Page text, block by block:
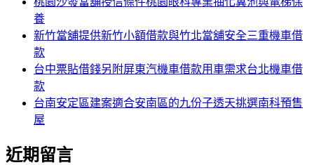
養
新竹當舖提供新竹小額借款與竹北當舖安全三重機車借
款
台中票貼借錢另附屏東汽機車借款用車需求台北機車借
款
台南安定區建案適合安南區的九份子透天挑選南科預售
屋
近期留言